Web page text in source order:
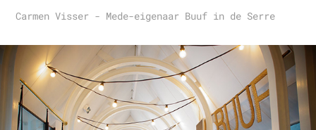
Carmen Visser - Mede-eigenaar Buuf in de Serre